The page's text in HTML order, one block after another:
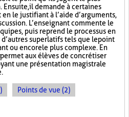
il demande à certaines
le justifiant à l’aide d’arguments,
L’enseignant commente le
puis reprend le processus en
superlatifs tels que le point
ou encore le plus complexe. En
permet aux élèves de concrétiser
une présentation magistrale
Points de vue (2)